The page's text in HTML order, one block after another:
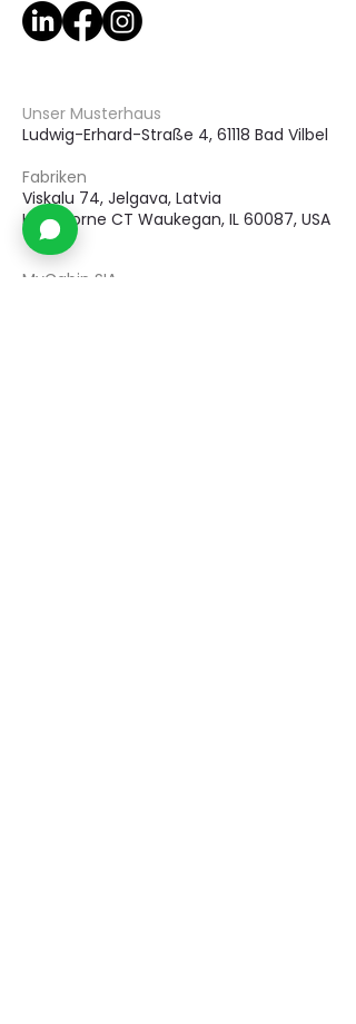
Unser Musterhaus
Ludwig-Erhard-Straße 4, 61118 Bad Vilbel
Fabriken
Viskalu 74, Jelgava, Latvia
Hawthorne CT Waukegan, IL 60087, USA
MyCabin SIA